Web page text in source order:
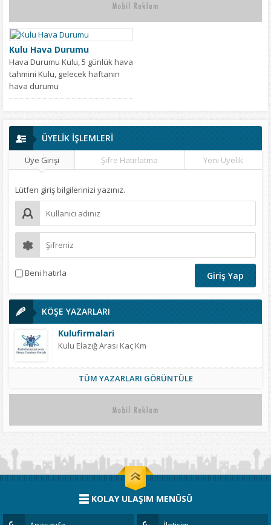
Kulu Hava Durumu
Hava Durumu Kulu, 5 günlük hava
tahmini Kulu, gelecek haftanın
hava durumu
ÜYELİK İŞLEMLERİ
Üye Girişi Şifre Hatırlatma Yeni Üyelik
Lütfen giriş bilgilerinizi yazınız.
Beni hatırla
KÖŞE YAZARLARI
Kulufirmalari
Kulu Elazığ Arası Kaç Km
TÜM YAZARLARI GÖRÜNTÜLE
KOLAY ULAŞIM MENÜSÜ